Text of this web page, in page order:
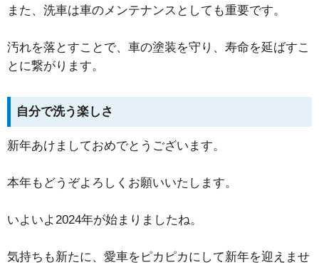
また、洗車は車のメンテナンスとしても重要です。
汚れを落とすことで、車の塗装を守り、寿命を延ばすこ
とに繋がります。
自分で洗う楽しさ
新年あけましておめでとうございます。
本年もどうぞよろしくお願いいたします。
いよいよ2024年が始まりましたね。
気持ちも新たに、愛車をピカピカにして新年を迎えませ